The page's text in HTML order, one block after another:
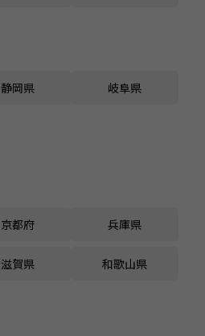
静岡県 岐阜県
京都府 兵庫県
滋賀県 和歌山県